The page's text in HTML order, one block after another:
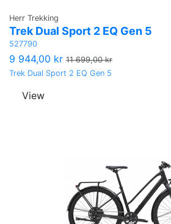
Herr Trekking
Trek Dual Sport 2 EQ Gen 5
527790
9 944,00 kr 11 699,00 kr
Trek Dual Sport 2 EQ Gen 5
View